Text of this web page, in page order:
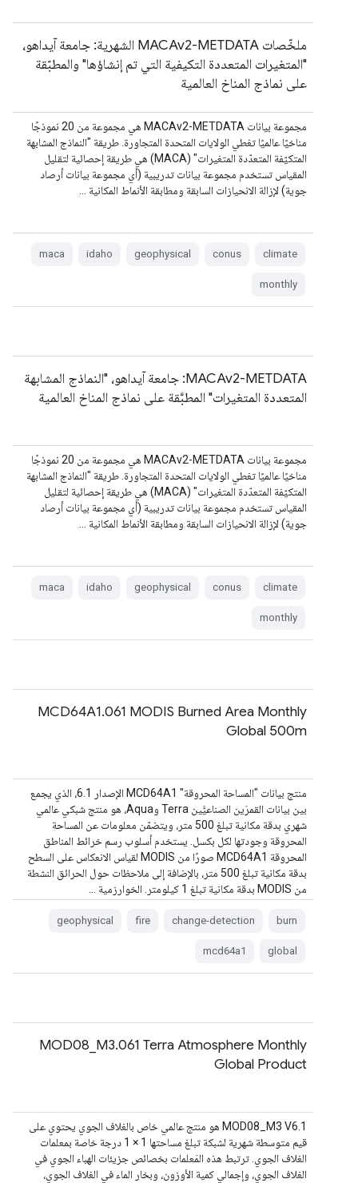
ملخّصات MACAv2-METDATA الشهرية: جامعة آيداهو،
"المتغيرات المتعددة التكيفية التي تم إنشاؤها" والمطبّقة
على نماذج المناخ العالمية
مجموعة بيانات MACAv2-METDATA هي مجموعة من 20 نموذجًا
مناخيًا عالميًا تغطي الولايات المتحدة المتجاورة. طريقة "النماذج المشابهة
المتكيّفة المتعدّدة المتغيرات" (MACA) هي طريقة إحصائية لتقليل
المقياس تستخدم مجموعة بيانات تدريبية (أي مجموعة بيانات أرصاد
جوية) لإزالة الانحيازات السابقة ومطابقة الأنماط المكانية …
climate
conus
geophysical
idaho
maca
monthly
‫MACAv2-METDATA: جامعة آيداهو، "النماذج المشابهة
المتعددة المتغيرات" المطبَّقة على نماذج المناخ العالمية
مجموعة بيانات MACAv2-METDATA هي مجموعة من 20 نموذجًا
مناخيًا عالميًا تغطي الولايات المتحدة المتجاورة. طريقة "النماذج المشابهة
المتكيّفة المتعدّدة المتغيرات" (MACA) هي طريقة إحصائية لتقليل
المقياس تستخدم مجموعة بيانات تدريبية (أي مجموعة بيانات أرصاد
جوية) لإزالة الانحيازات السابقة ومطابقة الأنماط المكانية …
climate
conus
geophysical
idaho
maca
monthly
MCD64A1.061 MODIS Burned Area Monthly
Global 500m
منتج بيانات "المساحة المحروقة" MCD64A1 الإصدار 6.1، الذي يجمع
بين بيانات القمرَين الصناعيَّين Terra وAqua، هو منتج شبكي عالمي
شهري بدقة مكانية تبلغ 500 متر، ويتضمّن معلومات عن المساحة
المحروقة وجودتها لكل بكسل. يستخدم أسلوب رسم خرائط المناطق
المحروقة MCD64A1 صورًا من MODIS لقياس الانعكاس على السطح
بدقة مكانية تبلغ 500 متر، بالإضافة إلى ملاحظات حول الحرائق النشطة
من MODIS بدقة مكانية تبلغ 1 كيلومتر. الخوارزمية …
burn
change-detection
fire
geophysical
global
mcd64a1
MOD08_M3.061 Terra Atmosphere Monthly
Global Product
‫MOD08_M3 V6.1 هو منتج عالمي خاص بالغلاف الجوي يحتوي على
قيم متوسطة شهرية لشبكة تبلغ مساحتها 1 × 1 درجة خاصة بمعلمات
الغلاف الجوي. ترتبط هذه المَعلمات بخصائص جزيئات الهباء الجوي في
الغلاف الجوي، وإجمالي كمية الأوزون، وبخار الماء في الغلاف الجوي،